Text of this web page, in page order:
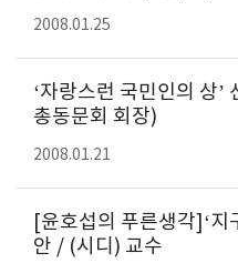
2008.01.25
‘자랑스런 국민인의 상
총동문회 회장)
2008.01.21
[윤호섭의 푸른생각]‘지
안 / (시디) 교수